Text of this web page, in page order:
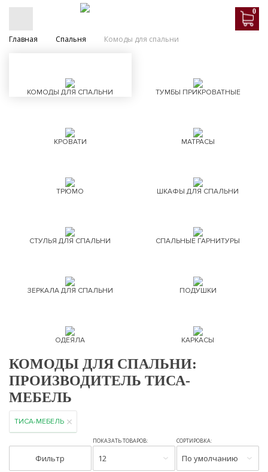
0
Главная Спальня Комоды для спальни
КОМОДЫ ДЛЯ СПАЛЬНИ ТУМБЫ ПРИКРОВАТНЫЕ
КРОВАТИ МАТРАСЫ
ТРЮМО ШКАФЫ ДЛЯ СПАЛЬНИ
СТУЛЬЯ ДЛЯ СПАЛЬНИ СПАЛЬНЫЕ ГАРНИТУРЫ
ЗЕРКАЛА ДЛЯ СПАЛЬНИ ПОДУШКИ
ОДЕЯЛА КАРКАСЫ
КОМОДЫ ДЛЯ СПАЛЬНИ:
ПРОИЗВОДИТЕЛЬ ТИСА-
МЕБЕЛЬ
ТИСА-МЕБЕЛЬ
Фильтр
ПОКАЗАТЬ ТОВАРОВ:
12
СОРТИРОВКА:
По умолчанию